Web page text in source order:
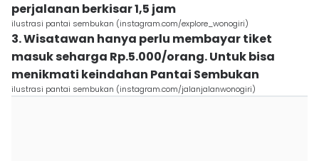
perjalanan berkisar 1,5 jam
ilustrasi pantai sembukan (instagram.com/explore_wonogiri)
3. Wisatawan hanya perlu membayar tiket
masuk seharga Rp.5.000/orang. Untuk bisa
menikmati keindahan Pantai Sembukan
ilustrasi pantai sembukan (instagram.com/jalanjalanwonogiri)